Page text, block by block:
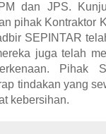
dan JPS.
pihak Kontraktor
SEPINTAR
juga telah
Pihak
tindakan yang
kebersihan.